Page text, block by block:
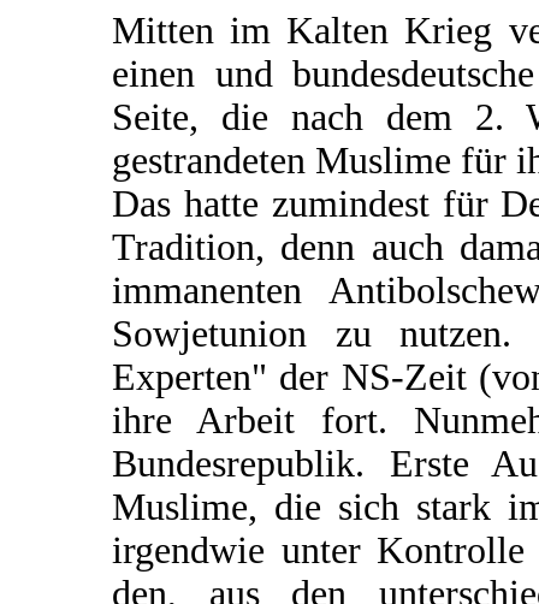
Mitten im Kalten Krieg
einen und
Seite, die nach dem 2.
gestrandeten Muslime für
Das hatte zumindest für
Tradition, denn auch
immanenten
Sowjetunion zu
Experten" der NS-Zeit
ihre Arbeit fort.
Bundesrepublik. Erste
Muslime, die sich stark
irgendwie unter
den, aus den